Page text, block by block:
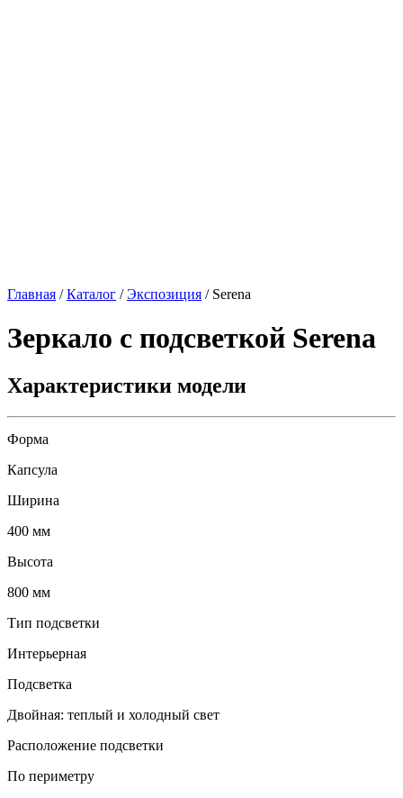
Главная /Каталог /Экспозиция / Serena
Зеркало с подсветкой Serena
Характеристики модели
Форма
Капсула
Ширина
400 мм
Высота
800 мм
Тип подсветки
Интерьерная
Подсветка
Двойная: теплый и холодный свет
Расположение подсветки
По периметру